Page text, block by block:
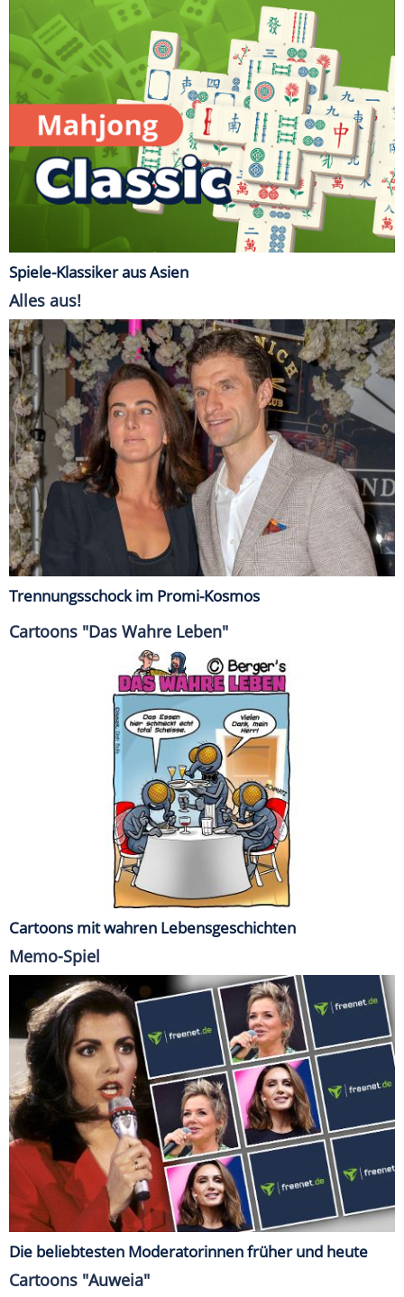
Spiele-Klassiker aus Asien
Alles aus!
Trennungsschock im Promi-Kosmos
Cartoons "Das Wahre Leben"
Cartoons mit wahren Lebensgeschichten
Memo-Spiel
Die beliebtesten Moderatorinnen früher und heute
Cartoons "Auweia"